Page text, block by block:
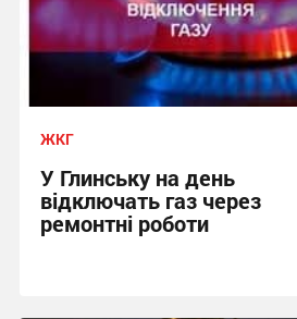
ЖКГ
У Глинську на день
відключать газ через
ремонтні роботи